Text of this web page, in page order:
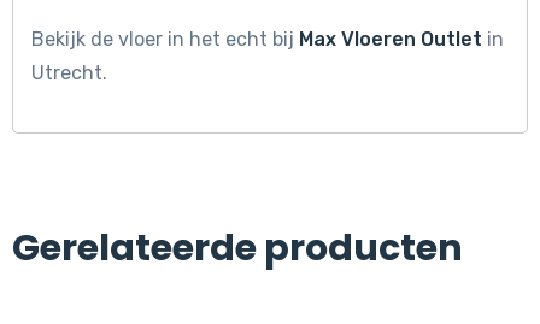
Bekijk de vloer in het echt bij Max Vloeren Outlet in
Utrecht.
Gerelateerde producten